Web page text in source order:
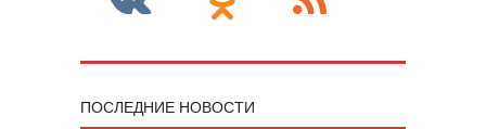
ПОСЛЕДНИЕ НОВОСТИ